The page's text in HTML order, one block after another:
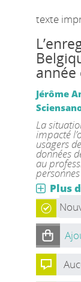
texte
année
Jérôme
La
impacté
usagers
données
au
Plus